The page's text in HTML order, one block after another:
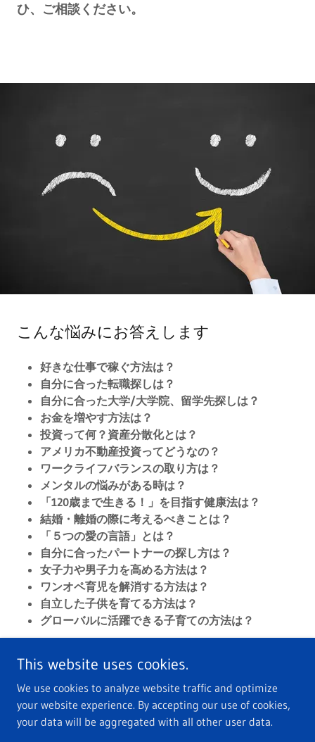
ひ、ご相談ください。
こんな悩みにお答えします
好きな仕事で稼ぐ方法は？
自分に合った転職探しは？
自分に合った大学/大学院、留学先探しは？
お金を増やす方法は？
投資って何？資産分散化とは？
アメリカ不動産投資ってどうなの？
ワークライフバランスの取り方は？
メンタルの悩みがある時は？
「120歳まで生きる！」を目指す健康法は？
結婚・離婚の際に考えるべきことは？
「５つの愛の言語」とは？
自分に合ったパートナーの探し方は？
女子力や男子力を高める方法は？
ワンオペ育児を解消する方法は？
自立した子供を育てる方法は？
グローバルに活躍できる子育ての方法は？
Copyright © 2025 ASU International - All Rights Reserved.
This website uses cookies.
We use cookies to analyze website traffic and optimize
your website experience. By accepting our use of cookies,
your data will be aggregated with all other user data.